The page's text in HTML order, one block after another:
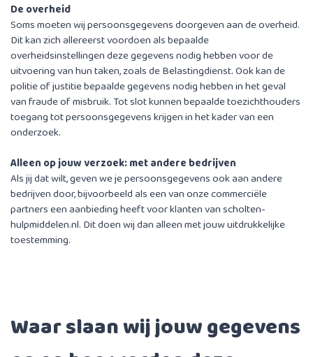
De overheid
Soms moeten wij persoonsgegevens doorgeven aan de overheid.
Dit kan zich allereerst voordoen als bepaalde
overheidsinstellingen deze gegevens nodig hebben voor de
uitvoering van hun taken, zoals de Belastingdienst. Ook kan de
politie of justitie bepaalde gegevens nodig hebben in het geval
van fraude of misbruik. Tot slot kunnen bepaalde toezichthouders
toegang tot persoonsgegevens krijgen in het kader van een
onderzoek.
Alleen op jouw verzoek: met andere bedrijven
Als jij dat wilt, geven we je persoonsgegevens ook aan andere
bedrijven door, bijvoorbeeld als een van onze commerciële
partners een aanbieding heeft voor klanten van scholten-
hulpmiddelen.nl. Dit doen wij dan alleen met jouw uitdrukkelijke
toestemming.
Waar slaan wij jouw gegevens